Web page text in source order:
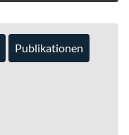
Publikationen